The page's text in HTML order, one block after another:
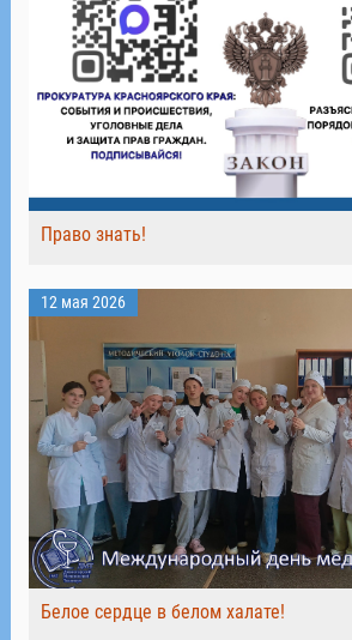
Право знать!
12 мая 2026
Белое сердце в белом халате!